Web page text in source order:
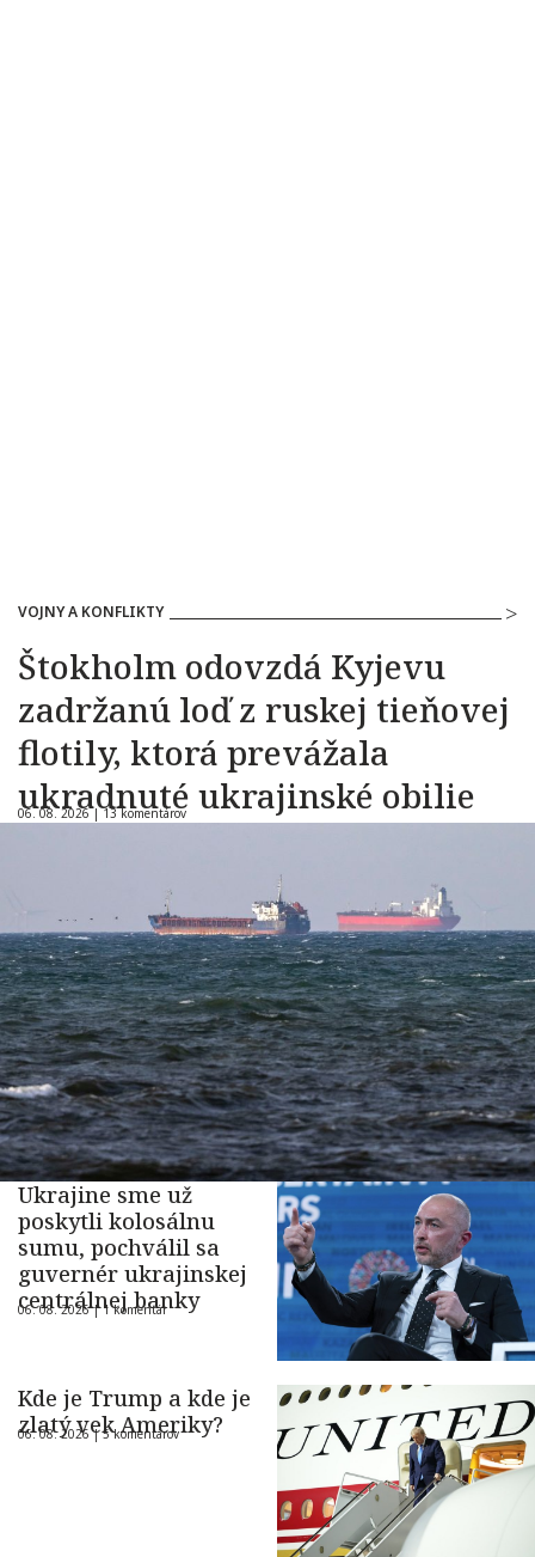
VOJNY A KONFLIKTY
Štokholm odovzdá Kyjevu
zadržanú loď z ruskej tieňovej
flotily, ktorá prevážala
ukradnuté ukrajinské obilie
06. 08. 2026 |13 komentárov
Ukrajine sme už
poskytli kolosálnu
sumu, pochválil sa
guvernér ukrajinskej
centrálnej banky
06. 08. 2026 |1 komentár
Kde je Trump a kde je
zlatý vek Ameriky?
06. 08. 2026 |5 komentárov